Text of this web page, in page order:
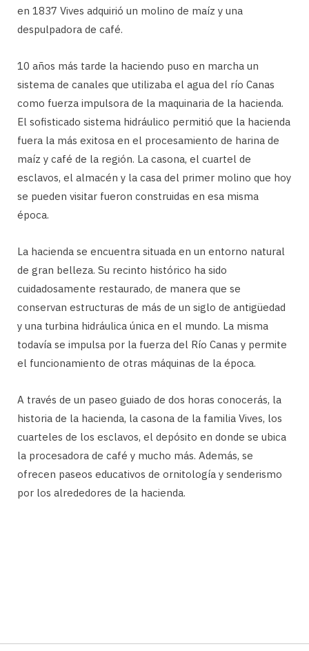
en 1837 Vives adquirió un molino de maíz y una
despulpadora de café.
10 años más tarde la haciendo puso en marcha un
sistema de canales que utilizaba el agua del río Canas
como fuerza impulsora de la maquinaria de la hacienda.
El sofisticado sistema hidráulico permitió que la hacienda
fuera la más exitosa en el procesamiento de harina de
maíz y café de la región. La casona, el cuartel de
esclavos, el almacén y la casa del primer molino que hoy
se pueden visitar fueron construidas en esa misma
época.
La hacienda se encuentra situada en un entorno natural
de gran belleza. Su recinto histórico ha sido
cuidadosamente restaurado, de manera que se
conservan estructuras de más de un siglo de antigüedad
y una turbina hidráulica única en el mundo. La misma
todavía se impulsa por la fuerza del Río Canas y permite
el funcionamiento de otras máquinas de la época.
A través de un paseo guiado de dos horas conocerás, la
historia de la hacienda, la casona de la familia Vives, los
cuarteles de los esclavos, el depósito en donde se ubica
la procesadora de café y mucho más. Además, se
ofrecen paseos educativos de ornitología y senderismo
por los alrededores de la hacienda.